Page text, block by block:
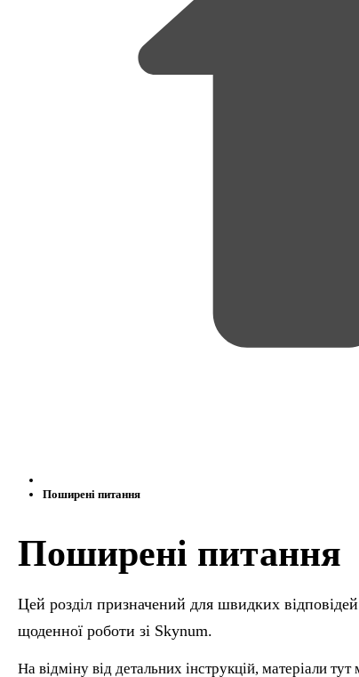
Поширені питання
Поширені питання
Цей розділ призначений для швидких
щоденної роботи зі Skynum.
На відміну від детальних інструкцій, матеріали